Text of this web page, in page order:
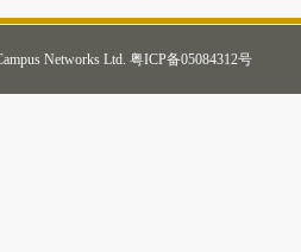
Networks Ltd.粤ICP备05084312号